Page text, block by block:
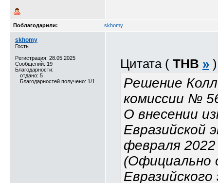
Поблагодарили: skhomy
skhomy
Гость
Регистрация: 28.05.2025
Сообщений: 19
Благодарности:
отдано: 5
Благодарностей получено: 1/1
Цитата ( ТНВ » )
Решение
комиссии №
О внесении
Евразийской
февраля
(Официально